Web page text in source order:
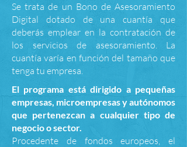
Se trata de un Bono de Asesoramiento
Digital dotado de una cuantía que
deberás emplear en la contratación de
los servicios de asesoramiento. La
cuantía varía en función del tamaño que
tenga tu empresa.
El programa está dirigido a pequeñas
empresas, microempresas y autónomos
que pertenezcan a cualquier tipo de
negocio o sector.
Procedente de fondos europeos, el